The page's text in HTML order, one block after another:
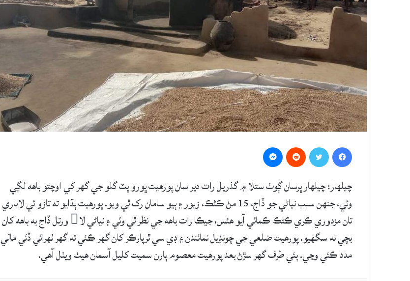
چيلهار: چيلهار ڀرسان ڳوٺ ستلا ۾ گذريل رات دير سان پورهيت ڀورو پٽ گلو جي گهر کي اوچتو باهه لڳي
وئي، جنهن سبب نياڻي جو ڏاج، 15 مڻ ڪڻڪ، زيور ۽ ٻيو سامان رک ٿي ويو. پورهيت ٻڌايو ته تازو ئي لاباري
تان مزدوري ڪري ڪڻڪ ڪمائي آيو هئس، جيڪا رات باهه جي نظر ٿي وئي ۽ نياڻي لا ورتل ڏاج به باهه کان
بچي نه سگهيو. پورهيت ضلعي جي چونڊيل نمائندن ۽ ڊي سي ٿرپارڪر کان گهر ڪئي ته گهر ٺهرائي ڏئي مالي
مدد ڪئي وڃي. ٻئي طرف گهر سڙڻ بعد پورهيت معصوم ٻارن سميت کليل آسمان هيٺ ويٺل آهي.